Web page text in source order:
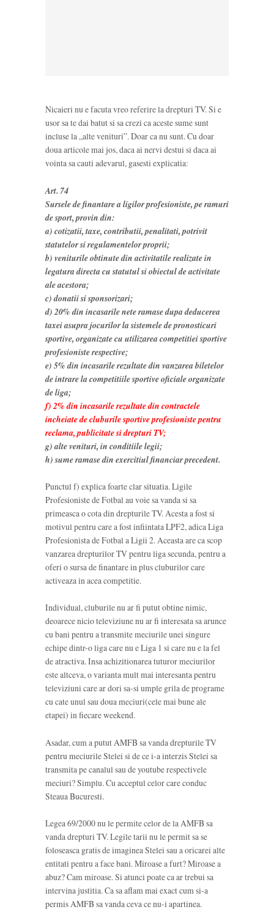
Nicaieri nu e facuta vreo referire la drepturi TV. Si e
usor sa te dai batut si sa crezi ca aceste sume sunt
incluse la „alte venituri”. Doar ca nu sunt. Cu doar
doua articole mai jos, daca ai nervi destui si daca ai
vointa sa cauti adevarul, gasesti explicatia:
Art. 74
Sursele de finantare a ligilor profesioniste, pe ramuri
de sport, provin din:
a) cotizatii, taxe, contributii, penalitati, potrivit
statutelor si regulamentelor proprii;
b) veniturile obtinute din activitatile realizate in
legatura directa cu statutul si obiectul de activitate
ale acestora;
c) donatii si sponsorizari;
d) 20% din incasarile nete ramase dupa deducerea
taxei asupra jocurilor la sistemele de pronosticuri
sportive, organizate cu utilizarea competitiei sportive
profesioniste respective;
e) 5% din incasarile rezultate din vanzarea biletelor
de intrare la competitiile sportive oficiale organizate
de liga;
f) 2% din incasarile rezultate din contractele
incheiate de cluburile sportive profesioniste pentru
reclama, publicitate si drepturi TV;
g) alte venituri, in conditiile legii;
h) sume ramase din exercitiul financiar precedent.
Punctul f) explica foarte clar situatia. Ligile
Profesioniste de Fotbal au voie sa vanda si sa
primeasca o cota din drepturile TV. Acesta a fost si
motivul pentru care a fost infiintata LPF2, adica Liga
Profesionista de Fotbal a Ligii 2. Aceasta are ca scop
vanzarea drepturilor TV pentru liga secunda, pentru a
oferi o sursa de finantare in plus cluburilor care
activeaza in acea competitie.
Individual, cluburile nu ar fi putut obtine nimic,
deoarece nicio televiziune nu ar fi interesata sa arunce
cu bani pentru a transmite meciurile unei singure
echipe dintr-o liga care nu e Liga 1 si care nu e la fel
de atractiva. Insa achizitionarea tuturor meciurilor
este altceva, o varianta mult mai interesanta pentru
televiziuni care ar dori sa-si umple grila de programe
cu cate unul sau doua meciuri(cele mai bune ale
etapei) in fiecare weekend.
Asadar, cum a putut AMFB sa vanda drepturile TV
pentru meciurile Stelei si de ce i-a interzis Stelei sa
transmita pe canalul sau de youtube respectivele
meciuri? Simplu. Cu acceptul celor care conduc
Steaua Bucuresti.
Legea 69/2000 nu le permite celor de la AMFB sa
vanda drepturi TV. Legile tarii nu le permit sa se
foloseasca gratis de imaginea Stelei sau a oricarei alte
entitati pentru a face bani. Miroase a furt? Miroase a
abuz? Cam miroase. Si atunci poate ca ar trebui sa
intervina justitia. Ca sa aflam mai exact cum si-a
permis AMFB sa vanda ceva ce nu-i apartinea.